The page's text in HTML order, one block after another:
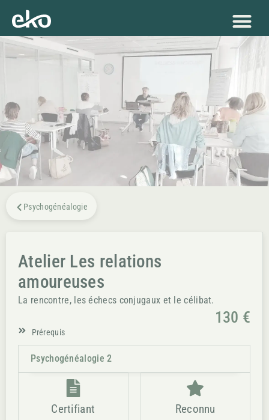
Psychogénéalogie
Atelier Les relations
amoureuses
La rencontre, les échecs conjugaux et le célibat.
130 €
Prérequis
Psychogénéalogie 2
Certifiant Reconnu